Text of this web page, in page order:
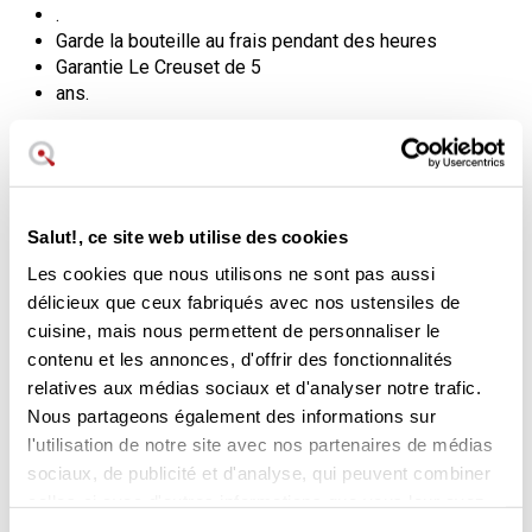
Salut!, ce site web utilise des cookies
Les cookies que nous utilisons ne sont pas aussi
délicieux que ceux fabriqués avec nos ustensiles de
cuisine, mais nous permettent de personnaliser le
contenu et les annonces, d'offrir des fonctionnalités
relatives aux médias sociaux et d'analyser notre trafic.
Nous partageons également des informations sur
l'utilisation de notre site avec nos partenaires de médias
sociaux, de publicité et d'analyse, qui peuvent combiner
.
Garde la bouteille au frais pendant des heures
Garantie Le Creuset de 5
ans.
Conservez la fraîcheur de votre
bouteille plus longtemps
Cette housse en nylon du Creuset vous permettra de
plus longtemps. Elle couvre pratiquement toute la bouteille,
de la base au goulot.
Ses côtés sont élastiques, ce qui lui permet de s'adapter
beaucoup plus facilement au contour de la bouteille de vin,
Fabriqué en :
Nylon
Dimensions : 15 x 23,5 x 2 cm